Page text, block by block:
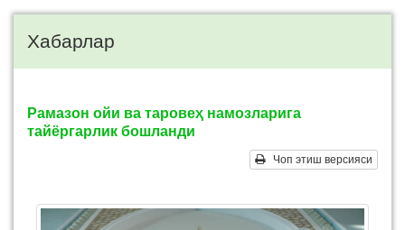
Хабарлар
Рамазон ойи ва таровеҳ намозларига
тайёргарлик бошланди
Чоп этиш версияси